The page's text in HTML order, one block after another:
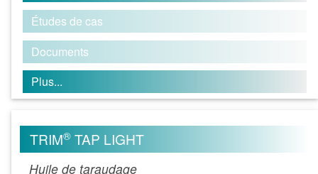
Études de cas
Documents
Plus...
TRIM® TAP LIGHT
Huile de taraudage